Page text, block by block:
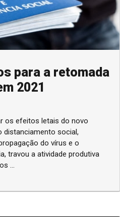
para a retomada
2021
os efeitos letais do novo
distanciamento social,
do vírus e o
travou a atividade produtiva
...